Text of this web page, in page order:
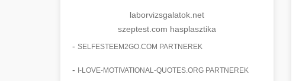
laborvizsgalatok.net
szeptest.com hasplasztika
- SELFESTEEM2GO.COM PARTNEREK
- I-LOVE-MOTIVATIONAL-QUOTES.ORG PARTNEREK